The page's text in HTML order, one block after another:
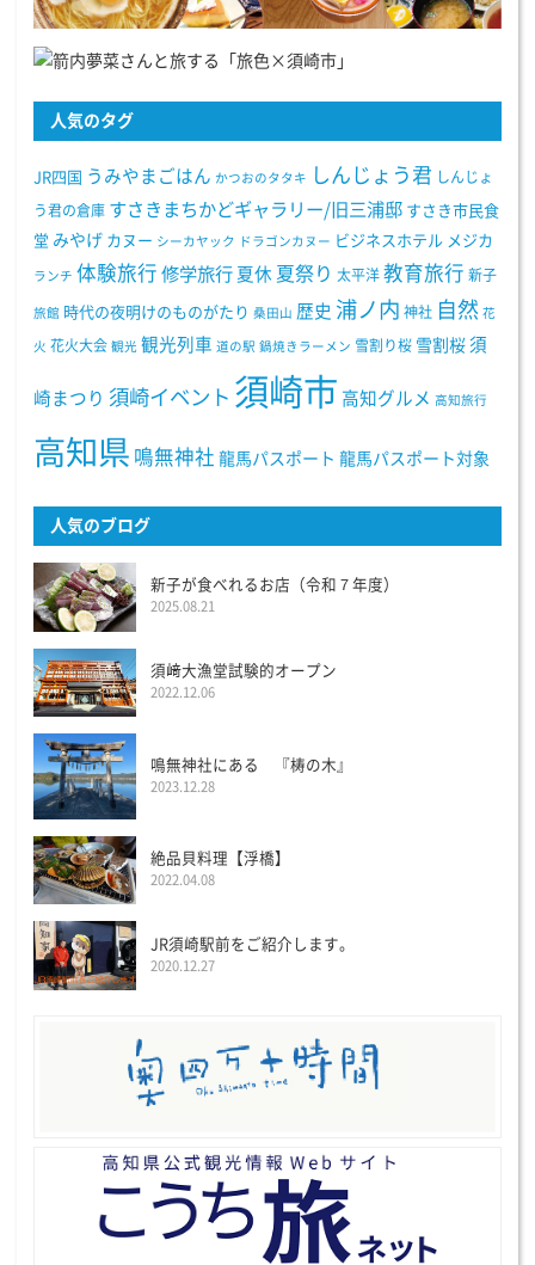
人気のタグ
JR四国 うみやまごはん かつおのタタキ しんじょう君 しんじょ
う君の倉庫 すさきまちかどギャラリー/旧三浦邸 すさき市民食
堂 みやげ カヌー シーカヤック ドラゴンカヌー ビジネスホテル メジカ
ランチ 体験旅行 修学旅行 夏休 夏祭り 太平洋 教育旅行 新子
旅館 時代の夜明けのものがたり 桑田山 歴史 浦ノ内 神社 自然 花
火 花火大会 観光 観光列車 道の駅 鍋焼きラーメン 雪割り桜 雪割桜 須
崎まつり 須崎イベント 須崎市 高知グルメ 高知旅行
高知県 鳴無神社 龍馬パスポート 龍馬パスポート対象
人気のブログ
新子が食べれるお店（令和７年度）
2025.08.21
須﨑大漁堂試験的オープン
2022.12.06
鳴無神社にある 『梼の木』
2023.12.28
絶品貝料理【浮橋】
2022.04.08
JR須崎駅前をご紹介します。
2020.12.27